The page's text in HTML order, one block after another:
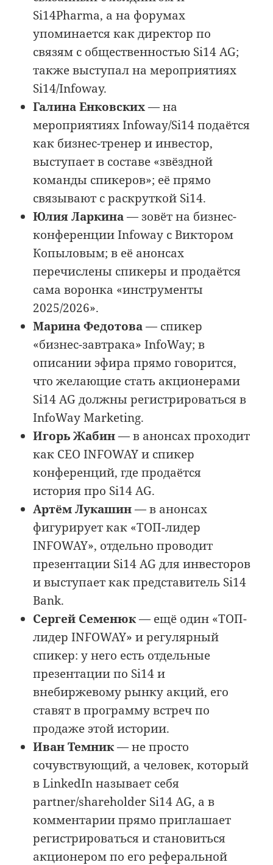
Si14Pharma, а на форумах
упоминается как директор по
связям с общественностью Si14 AG;
также выступал на мероприятиях
Si14/Infoway.
Галина Енковских— на
мероприятиях Infoway/Si14 подаётся
как бизнес-тренер и инвестор,
выступает в составе «звёздной
команды спикеров»; её прямо
связывают с раскруткой Si14.
Юлия Ларкина— зовёт на бизнес-
конференции Infoway с Виктором
Копыловым; в её анонсах
перечислены спикеры и продаётся
сама воронка «инструменты
2025/2026».
Марина Федотова— спикер
«бизнес-завтрака» InfoWay; в
описании эфира прямо говорится,
что желающие стать акционерами
Si14 AG должны регистрироваться в
InfoWay Marketing.
Игорь Жабин— в анонсах проходит
как CEO INFOWAY и спикер
конференций, где продаётся
история про Si14 AG.
Артём Лукашин— в анонсах
фигурирует как «ТОП-лидер
INFOWAY», отдельно проводит
презентации Si14 AG для инвесторов
и выступает как представитель Si14
Bank.
Сергей Семенюк— ещё один «ТОП-
лидер INFOWAY» и регулярный
спикер: у него есть отдельные
презентации по Si14 и
внебиржевому рынку акций, его
ставят в программу встреч по
продаже этой истории.
Иван Темник— не просто
сочувствующий, а человек, который
в LinkedIn называет себя
partner/shareholder Si14 AG, а в
комментарии прямо приглашает
регистрироваться и становиться
акционером по его реферальной